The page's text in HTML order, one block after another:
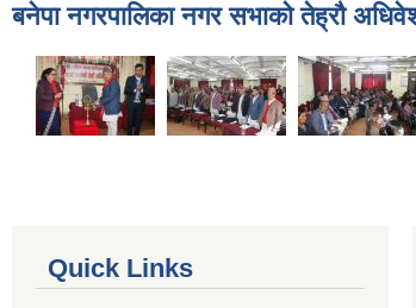
बनेपा नगरपालिका नगर सभाको तेह्रौ
Quick Links